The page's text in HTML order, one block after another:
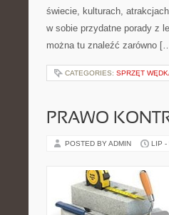
świecie, kulturach,
w sobie przydatne porady z
można tu znaleźć zarówno
CATEGORIES: SPRZĘT
PRAWO
POSTED BY ADMIN LIP -